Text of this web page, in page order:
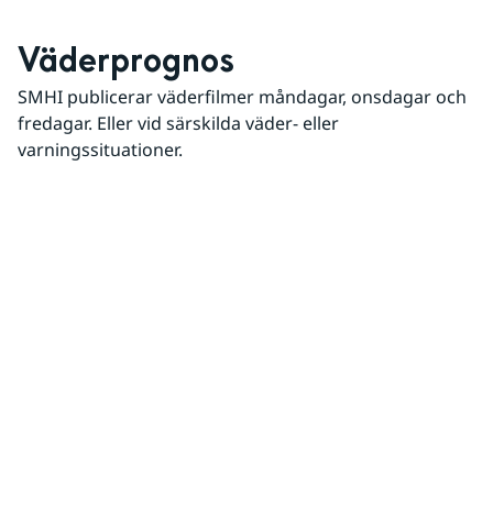
Väderprognos
SMHI publicerar väderfilmer måndagar, onsdagar och
fredagar. Eller vid särskilda väder- eller
varningssituationer.